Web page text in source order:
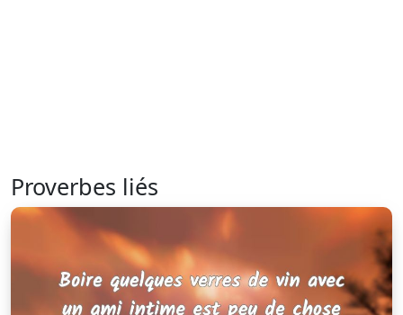
Proverbes liés